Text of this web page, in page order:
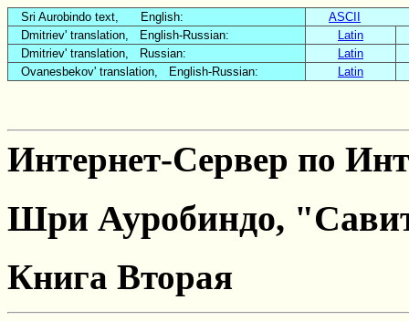
Sri Aurobindo text, English:
ASCII
Dmitriev' translation, English-Russian:
Latin
Dmitriev' translation, Russian:
Latin
Ovanesbekov' translation, English-Russian:
Latin
Интернет-Сервер по
Шри Ауробиндо,
Книга Вторая